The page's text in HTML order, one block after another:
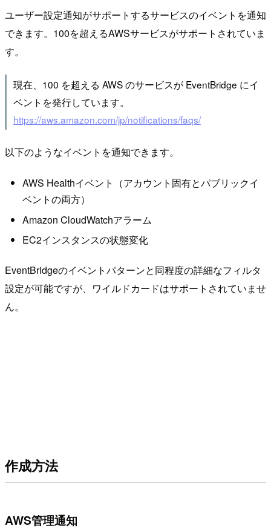
ユーザー設定通知がサポートするサービスのイベントを通知
できます。100を超えるAWSサービスがサポートされていま
す。
現在、100 を超える AWS のサービスが EventBridge にイ
ベントを発行しています。
https://aws.amazon.com/jp/notifications/faqs/
以下のようなイベントを通知できます。
AWS Healthイベント（アカウント固有とパブリックイ
ベントの両方）
Amazon CloudWatchアラーム
EC2インスタンスの状態変化
EventBridgeのイベントパターンと同程度の詳細なフィルタ
設定が可能ですが、ワイルドカードはサポートされていませ
ん。
作成方法
AWS管理通知